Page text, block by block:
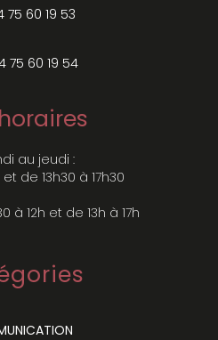
75 60 19 53
75 60 19 54
au jeudi :
de 13h30 à 17h30
à 12h et de 13h à 17h